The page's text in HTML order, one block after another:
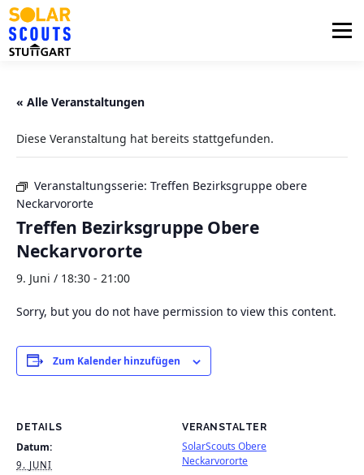
Zum
Inhalt
springen
Menü
« Alle Veranstaltungen
Diese Veranstaltung hat bereits stattgefunden.
Veranstaltungsserie: Treffen Bezirksgruppe obere
Neckarvororte
Treffen Bezirksgruppe Obere
Neckarvororte
9. Juni / 18:30 - 21:00
Sorry, but you do not have permission to view this content.
Zum Kalender hinzufügen
DETAILS
Datum:
9. JUNI
VERANSTALTER
SolarScouts Obere
Neckarvororte